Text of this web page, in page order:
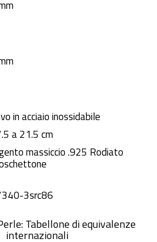
in acciaio inossidabile
a 21.5 cm
massiccio .925 Rodiato
3src86
Tabellone di equivalenze
internazionali